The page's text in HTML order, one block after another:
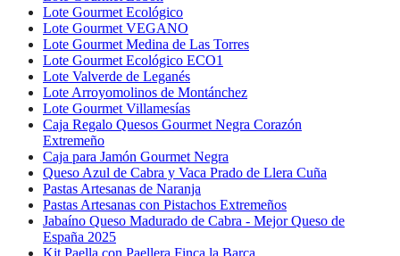
Lote Gourmet Ecológico
Lote Gourmet VEGANO
Lote Gourmet Medina de Las Torres
Lote Gourmet Ecológico ECO1
Lote Valverde de Leganés
Lote Arroyomolinos de Montánchez
Lote Gourmet Villamesías
Caja Regalo Quesos Gourmet Negra Corazón
Extremeño
Caja para Jamón Gourmet Negra
Queso Azul de Cabra y Vaca Prado de Llera Cuña
Pastas Artesanas de Naranja
Pastas Artesanas con Pistachos Extremeños
Jabaíno Queso Madurado de Cabra - Mejor Queso de
España 2025
Kit Paella con Paellera Finca la Barca